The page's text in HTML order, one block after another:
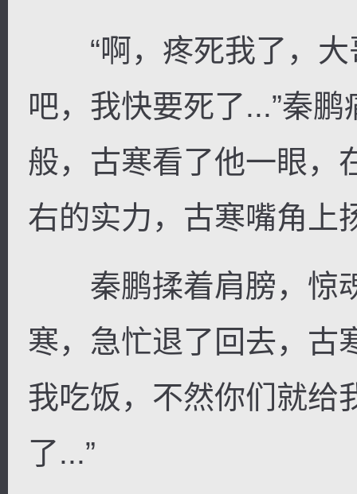
“啊，疼死我了，大
吧，我快要死了...”秦
般，古寒看了他一眼，
右的实力，古寒嘴角上
秦鹏揉着肩膀，惊
寒，急忙退了回去，古
我吃饭，不然你们就给
了...”